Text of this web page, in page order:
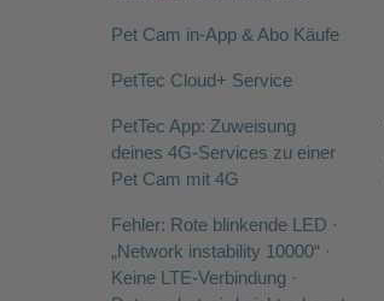
Pet Cam in-App & Abo Käufe
PetTec Cloud+ Service
PetTec App: Zuweisung
deines 4G-Services zu einer
Pet Cam mit 4G
Fehler: Rote blinkende LED ·
„Network instability 10000“ ·
Keine LTE-Verbindung ·